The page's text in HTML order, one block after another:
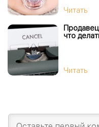
Читать
что
Читать